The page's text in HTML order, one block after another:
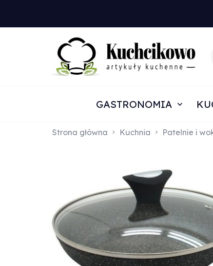
GASTRONOMIA
Strona główna Kuchnia Patelnie i